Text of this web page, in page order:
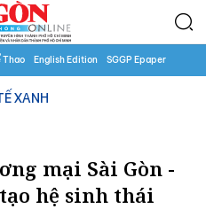
Thao English Edition SGGP Epaper
XANH
mại Sài Gòn -
hệ sinh thái